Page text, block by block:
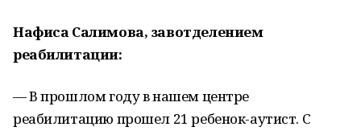
Нафиса Салимова, завотделением
реабилитации:
— В прошлом году в нашем центре
реабилитацию прошел 21 ребенок-аутист. С